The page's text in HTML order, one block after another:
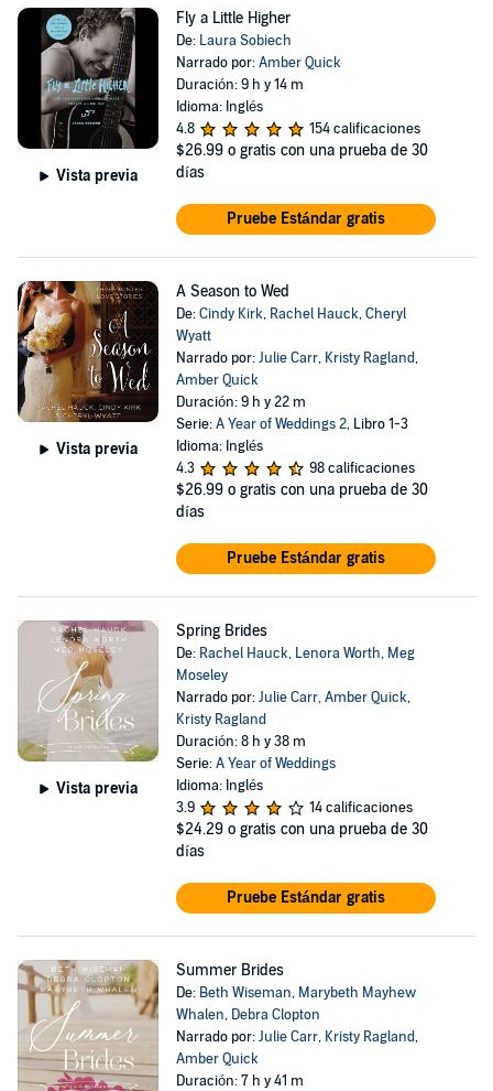
Vista previa
Fly a Little Higher
De: Laura Sobiech
Narrado por:Amber Quick
Duración: 9 h y 14 m
Idioma: Inglés
4.8
154 calificaciones
$26.99 o gratis con una prueba de 30
días
Pruebe Estándar gratis
Vista previa
A Season to Wed
De:Cindy Kirk, Rachel Hauck,Cheryl
Wyatt
Narrado por:Julie Carr, Kristy Ragland,
Amber Quick
Duración: 9 h y 22 m
Serie:A Year of Weddings 2, Libro 1-3
Idioma: Inglés
4.3
98 calificaciones
$26.99 o gratis con una prueba de 30
días
Pruebe Estándar gratis
Vista previa
Spring Brides
De: Rachel Hauck, Lenora Worth, Meg
Moseley
Narrado por:Julie Carr,Amber Quick,
Kristy Ragland
Duración: 8 h y 38 m
Serie:A Year of Weddings
Idioma: Inglés
3.9
14 calificaciones
$24.29 o gratis con una prueba de 30
días
Pruebe Estándar gratis
Summer Brides
De: Beth Wiseman, Marybeth Mayhew
Whalen, Debra Clopton
Narrado por:Julie Carr, Kristy Ragland,
Amber Quick
Duración: 7 h y 41 m